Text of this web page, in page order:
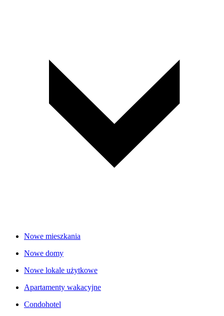
Nowe mieszkania
Nowe domy
Nowe lokale użytkowe
Apartamenty wakacyjne
Condohotel